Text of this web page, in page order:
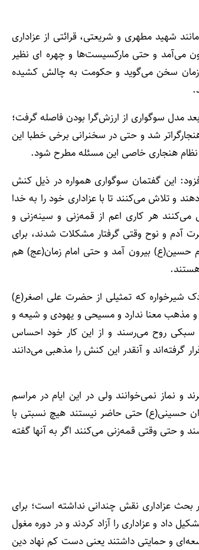
شهید مطهری و شریعتی، قرائتی از عزاداری
می‌آمد و حتی مارکسیست‌ها و چهره ای نظیر
زمان سخن می‌گوید و حکومت به چالش کشیده
بعد از انقلاب هم این کیفیت وجود داشت ولی از دهه ۷۰ به بعد مدل سوگواری از ارزش‌گرا بودن فاصله گرفت؛
شد و حتی در سخنرانی برخی خطبا این
هنجاری خاصی این مسئله مطرح شود.
این گفتمان سوگواری همواره در ذیل کنش
و تلاش می‌کنند تا با عزاداری خود را به خدا
هر کاری اعم از قمه‌‌زنی و سینه‌زنی و
و نوح وقتی گرفتار مشکلات شدند، برای
بیرون آمد و حتی امام زمان(عج) هم
شیرخواره که تمثیلی از حضرت علی اصغر(ع)
و مذهب معنا ندارد و مسیحی و یهودی و شیعه و
روح می‌رسند و از این کار خود احساس
و آنقدر این کنش را مذهبی می‌دانند
و نماز نمی‌خوانند ولی در این ایام در مراسم
حسینی(ع) حتی حاضر نیستند هیچ نسبتی با
و حتی وقتی قمه‌زنی می‌کنند اگر به آنها گفته
بحث عزاداری نقش چندانی نداشته است؛ برای
داد و عزاداری را آزاد کردند و در دوره مغول
و حمایتی داشتند یعنی دست کم نهاد دین